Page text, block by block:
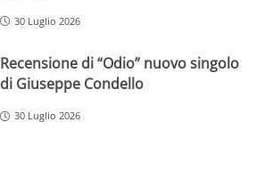
30 Luglio 2026
Recensione di “Odio” nuovo singolo
di Giuseppe Condello
30 Luglio 2026